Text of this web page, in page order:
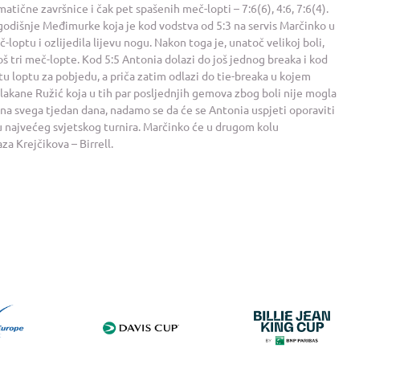
završnice i čak pet spašenih meč-lopti – 7:6(6), 4:6, 7:6(4).
Međimurke koja je kod vodstva od 5:3 na servis Marčinko u
loptu i ozlijedila lijevu nogu. Nakon toga je, unatoč velikoj boli,
tri meč-lopte. Kod 5:5 Antonia dolazi do još jednog breaka i kod
loptu za pobjedu, a priča zatim odlazi do tie-breaka u kojem
Ružić koja u tih par posljednjih gemova zbog boli nije mogla
svega tjedan dana, nadamo se da će se Antonia uspjeti oporaviti
svjetskog turnira. Marčinko će u drugom kolu
Krejčikova – Birrell.